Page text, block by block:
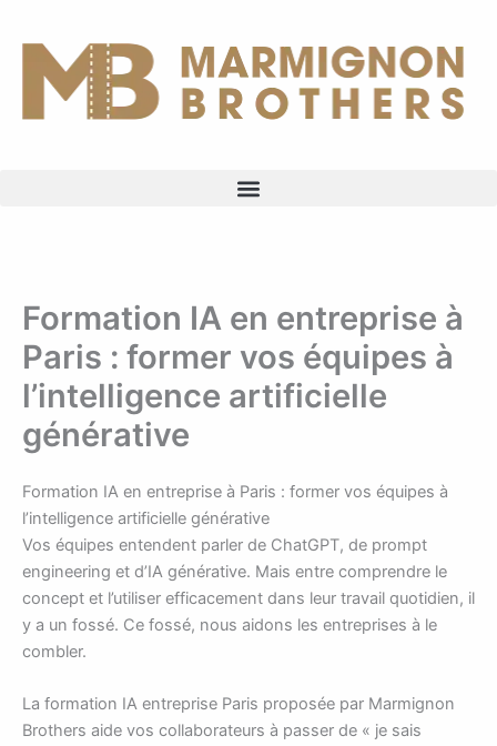
contenu
Formation IA en entreprise à
Paris : former vos équipes à
l’intelligence artificielle
générative
Formation IA en entreprise à Paris : former vos équipes à
l’intelligence artificielle générative
Vos équipes entendent parler de ChatGPT, de prompt
engineering et d’IA générative. Mais entre comprendre le
concept et l’utiliser efficacement dans leur travail quotidien, il
y a un fossé. Ce fossé, nous aidons les entreprises à le
combler.
La formation IA entreprise Paris proposée par Marmignon
Brothers aide vos collaborateurs à passer de « je sais